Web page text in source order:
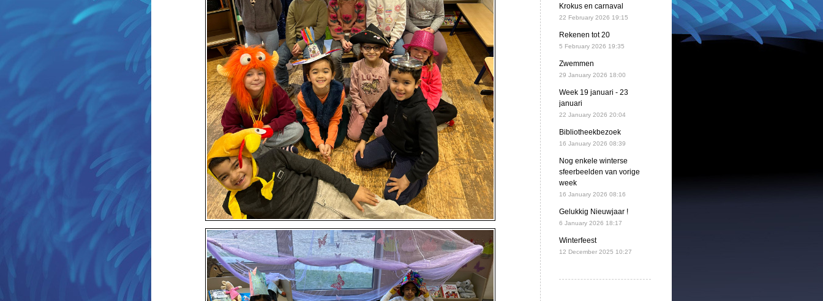
Krokus en carnaval
22 February 2026 19:15
Rekenen tot 20
5 February 2026 19:35
Zwemmen
29 January 2026 18:00
Week 19 januari - 23
januari
22 January 2026 20:04
Bibliotheekbezoek
16 January 2026 08:39
Nog enkele winterse
sfeerbeelden van vorige
week
16 January 2026 08:16
Gelukkig Nieuwjaar !
6 January 2026 18:17
Winterfeest
12 December 2025 10:27